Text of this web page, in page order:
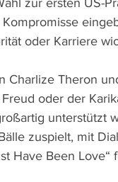
zur ersten US-
oder Karriere
Charlize Theron
oder der
unterstützt
zuspielt, mit
Have Been Love“